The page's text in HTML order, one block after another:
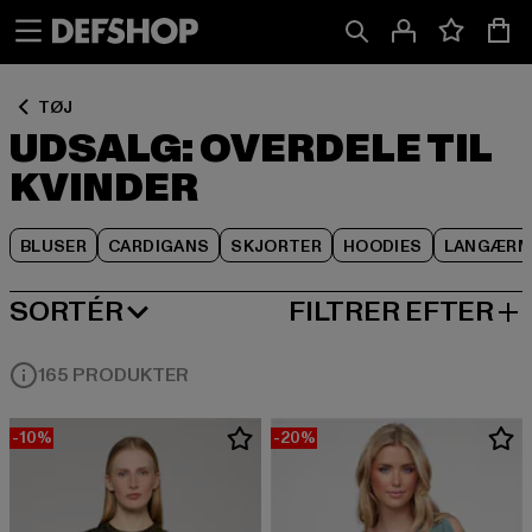
TØJ
UDSALG: OVERDELE TIL
KVINDER
BLUSER CARDIGANS SKJORTER HOODIES
SORTÉR
MEST POPULÆRE FILTRER EFTER
165 PRODUKTER
-10% -20%